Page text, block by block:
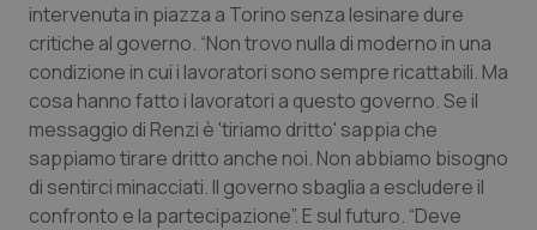
Lazio
Liguria
Lombardia
Marche
Diabete & glucometri
Disturbi dell’umore
Dolore
Donna & Salute
intervenuta in piazza a Torino senza lesinare dure
critiche al governo. “Non trovo nulla di moderno in una
condizione in cui i lavoratori sono sempre ricattabili. Ma
cosa hanno fatto i lavoratori a questo governo. Se il
messaggio di Renzi è 'tiriamo dritto' sappia che
sappiamo tirare dritto anche noi. Non abbiamo bisogno
di sentirci minacciati. Il governo sbaglia a escludere il
confronto e la partecipazione”. E sul futuro. “Deve